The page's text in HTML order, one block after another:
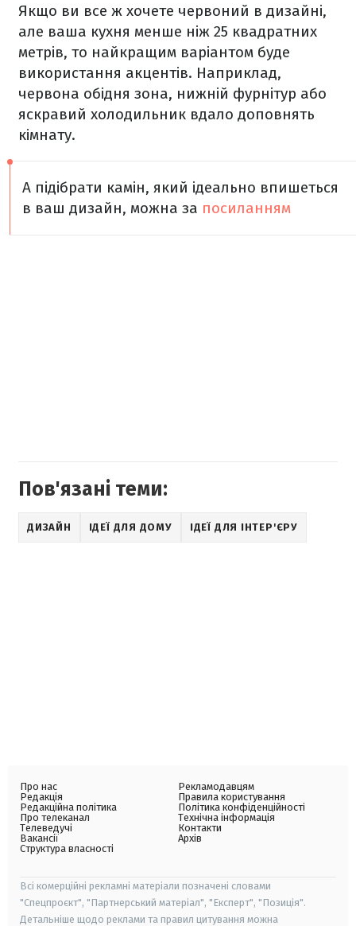
Якщо ви все ж хочете червоний в дизайні,
але ваша кухня менше ніж 25 квадратних
метрів, то найкращим варіантом буде
використання акцентів. Наприклад,
червона обідня зона, нижній фурнітур або
яскравий холодильник вдало доповнять
кімнату.
А підібрати камін, який ідеально впишеться
в ваш дизайн, можна за посиланням
Пов'язані теми:
ДИЗАЙН ІДЕЇ ДЛЯ ДОМУ ІДЕЇ ДЛЯ ІНТЕР'ЄРУ
Про нас
Редакція
Редакційна політика
Про телеканал
Телеведучі
Вакансії
Структура власності
Рекламодавцям
Правила користування
Політика конфіденційності
Технічна інформація
Контакти
Архів
Всі комерційні рекламні матеріали позначені словами
"Спецпроєкт", "Партнерський матеріал", "Експерт", "Позиція".
Детальніше щодо реклами та правил цитування можна